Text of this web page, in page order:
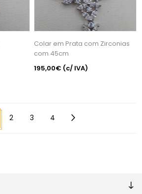
Colar em Prata com Zirconias
com 45cm
195,00€ (c/ IVA)
2 3 4